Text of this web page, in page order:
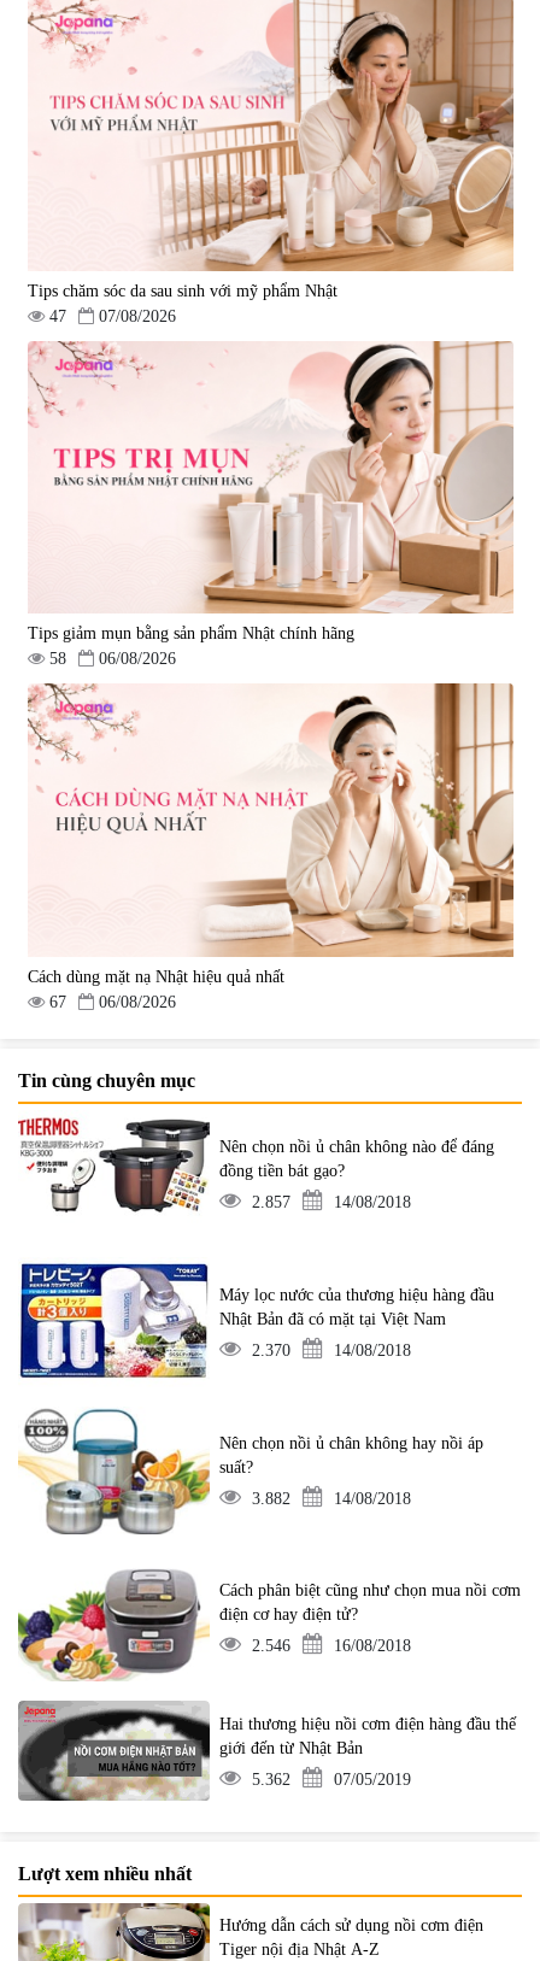
Tips chăm sóc da sau sinh với mỹ phẩm Nhật
47
07/08/2026
Tips giảm mụn bằng sản phẩm Nhật chính hãng
58
06/08/2026
Cách dùng mặt nạ Nhật hiệu quả nhất
67
06/08/2026
Tin cùng chuyên mục
Nên chọn nồi ủ chân không nào để đáng
đồng tiền bát gạo?
2.857
14/08/2018
Máy lọc nước của thương hiệu hàng đầu
Nhật Bản đã có mặt tại Việt Nam
2.370
14/08/2018
Nên chọn nồi ủ chân không hay nồi áp
suất?
3.882
14/08/2018
Cách phân biệt cũng như chọn mua nồi cơm
điện cơ hay điện tử?
2.546
16/08/2018
Hai thương hiệu nồi cơm điện hàng đầu thế
giới đến từ Nhật Bản
5.362
07/05/2019
Lượt xem nhiều nhất
Hướng dẫn cách sử dụng nồi cơm điện
Tiger nội địa Nhật A-Z